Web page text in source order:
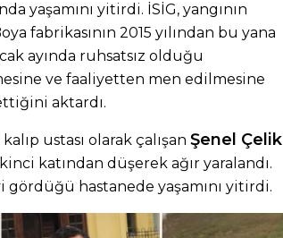
yaşamını yitirdi. İSİG, yangının
fabrikasının 2015 yılından bu yana
ayında ruhsatsız olduğu
ve faaliyetten men edilmesine
aktardı.
ustası olarak çalışan Şenel Çelik
katından düşerek ağır yaralandı.
gördüğü hastanede yaşamını yitirdi.